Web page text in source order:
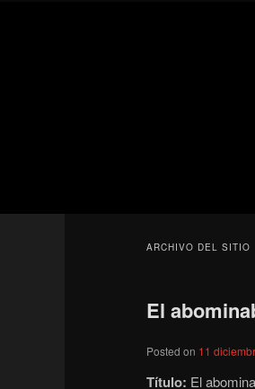
ARCHIVO DEL SITIO
El
Posted on 11
Título: El